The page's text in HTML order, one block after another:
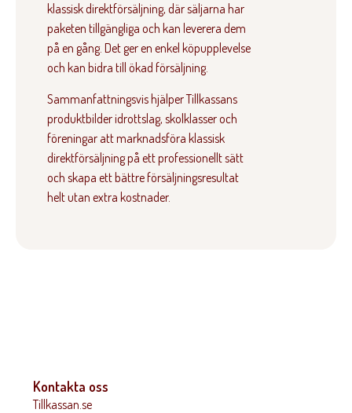
klassisk direktförsäljning, där säljarna har
paketen tillgängliga och kan leverera dem
på en gång. Det ger en enkel köpupplevelse
och kan bidra till ökad försäljning.
Sammanfattningsvis hjälper Tillkassans
produktbilder idrottslag, skolklasser och
föreningar att marknadsföra klassisk
direktförsäljning på ett professionellt sätt
och skapa ett bättre försäljningsresultat
helt utan extra kostnader.
Kontakta oss
Tillkassan.se